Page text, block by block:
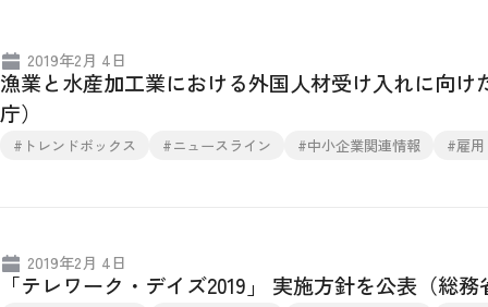
2019年2月 4日
漁業と水産加工業における外国人材受け入れに向
庁）
#トレンドボックス #ニュースライン #中小企業関連情報 #雇
2019年2月 4日
「テレワーク・デイズ2019」 実施方針を公表（総